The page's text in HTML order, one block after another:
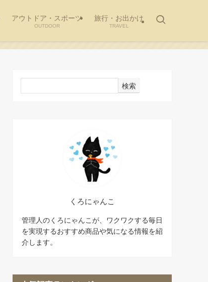
アウトドア・スポーツ
OUTDOOR
旅行・お出かけ
TRAVEL
検索
くろにゃんこ
管理人のくろにゃんこが、ワクワクする毎日
を実現するおすすめ商品や気になる情報を紹
介します。